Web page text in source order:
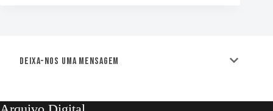
Deixa-nos uma mensagem